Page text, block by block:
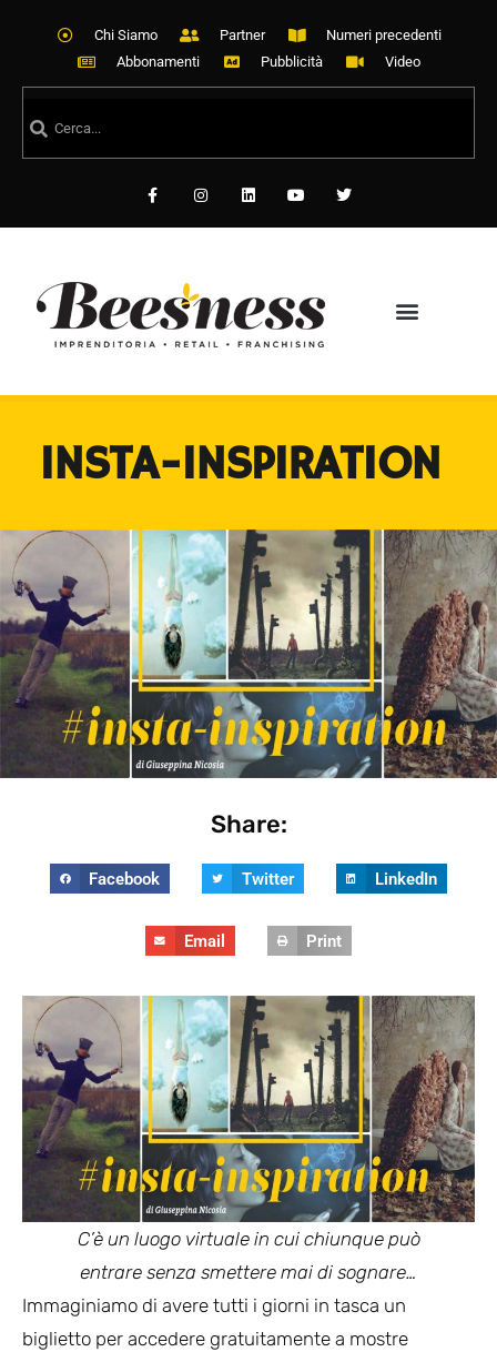
Chi Siamo Partner
Numeri precedenti
Abbonamenti
Pubblicità Video
INSTA-INSPIRATION
Share:
Facebook Twitter LinkedIn
Email Print
C’è un luogo virtuale in cui chiunque può
entrare senza smettere mai di sognare…
Immaginiamo di avere tutti i giorni in tasca un
biglietto per accedere gratuitamente a mostre